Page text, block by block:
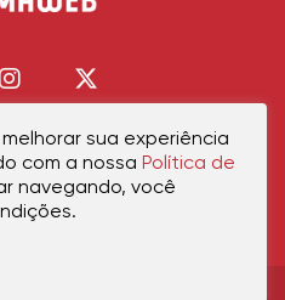
de Cookies Contato
sua experiência
com a nossa Política de
navegando, você